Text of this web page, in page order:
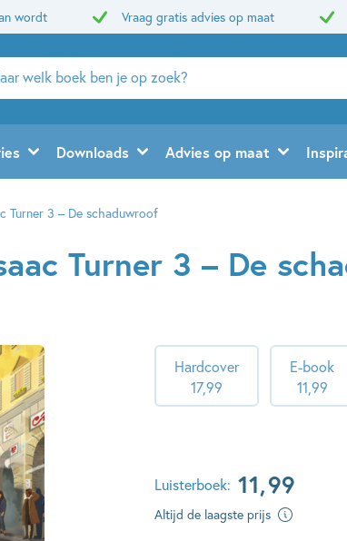
wordt Vraag gratis advies op maat
Downloads Advies op maat
Turner 3 – De schaduwroof
Turner 3 – De
Hardcover
17,99
E-book
11 99
Luisterboek: 11,99
Altijd de laagste prijs